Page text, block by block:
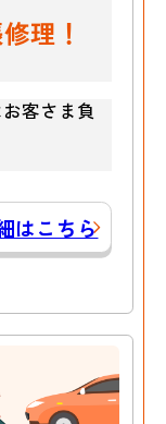
理！
客さま負
はこちら